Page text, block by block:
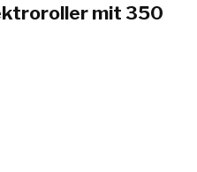
mit 350